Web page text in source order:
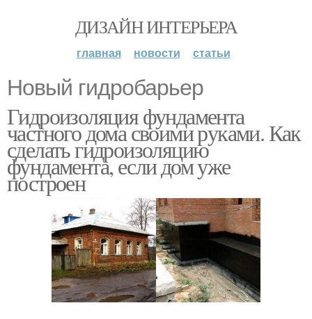
ДИЗАЙН ИНТЕРЬЕРА
главная новости статьи
Новый гидробарьер
Гидроизоляция фундамента
частного дома своими руками. Как
сделать гидроизоляцию
фундамента, если дом уже
построен